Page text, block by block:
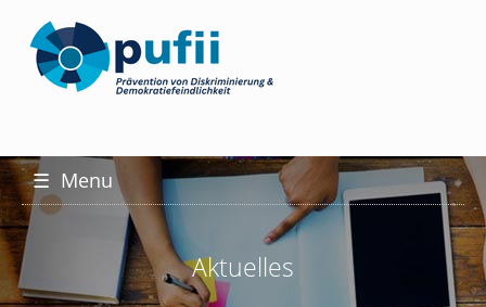
☰ Menu
Aktuelles